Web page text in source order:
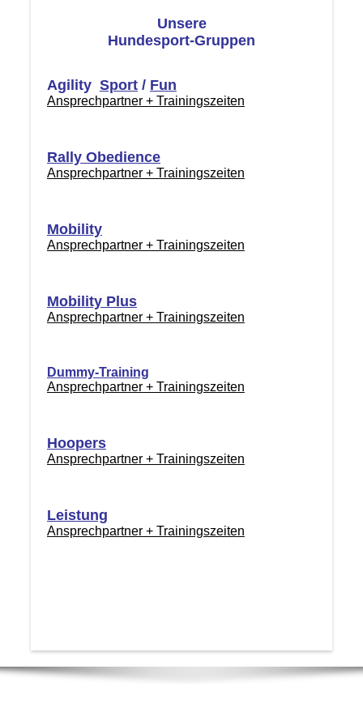
Unsere
Hundesport-Gruppen
Agility Sport/ Fun
Ansprechpartner + Trainingszeiten
Rally Obedience
Ansprechpartner + Trainingszeiten
Mobility
Ansprechpartner + Trainingszeiten
Mobility Plus
Ansprechpartner + Trainingszeiten
Dummy-Training
Ansprechpartner + Trainingszeiten
Hoopers
Ansprechpartner + Trainingszeiten
Leistung
Ansprechpartner + Trainingszeiten